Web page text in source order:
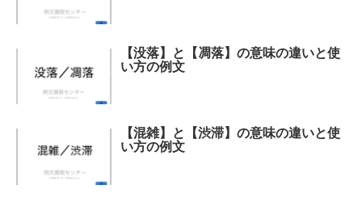
【没落】と【凋落】の意味の違いと使
い方の例文
【混雑】と【渋滞】の意味の違いと使
い方の例文